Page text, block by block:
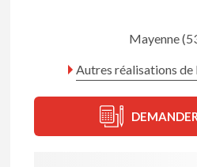
Mayenne
Autres réalisations de